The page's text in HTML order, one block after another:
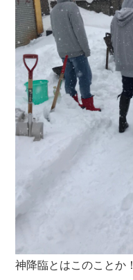
神降臨とはこのことか！